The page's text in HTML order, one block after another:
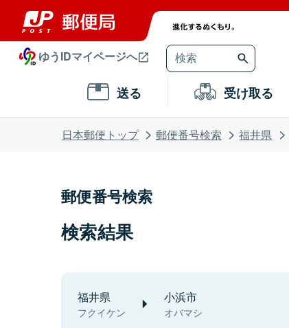
ゆうIDマイページへ
送る 受け取る
日本郵便トップ 郵便番号検索 福井県
郵便番号検索
検索結果
福井県
フクイケン
小浜市
オバマシ